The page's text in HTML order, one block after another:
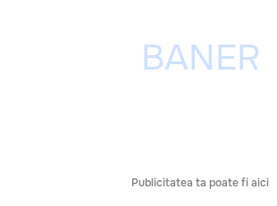
Publicitatea ta poate fi aici